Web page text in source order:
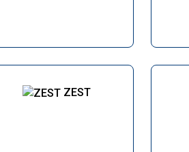
ZEST